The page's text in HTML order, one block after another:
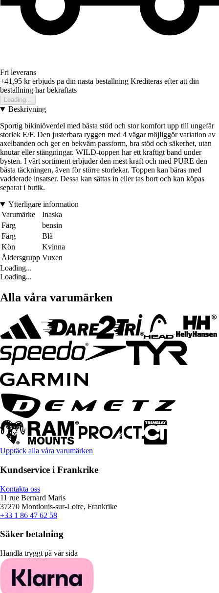
Fri leverans
+41,95 krerbjuds pa din nasta bestallning Krediteras efter att din
bestallning har bekraftats
Loading...
Beskrivning
Sportig bikiniöverdel med bästa stöd och stor komfort upp till ungefär
storlek E/F. Den justerbara ryggen med 4 vägar möjliggör variation av
axelbanden och ger en bekväm passform, bra stöd och säkerhet, utan
knutar eller stängningar. WILD-toppen har ett kraftigt band under
bysten. I vårt sortiment erbjuder den mest kraft och med PURE den
bästa täckningen, även för större storlekar. Toppen kan bäras med
vadderade insatser. Dessa kan sättas in eller tas bort och kan köpas
separat i butik.
Ytterligare information
Varumärke
Inaska
Färg
bensin
Färg
Blå
Kön
Kvinna
Åldersgrupp Vuxen
Loading...
Loading...
Alla våra varumärken
Upptäck alla våra varumärken
Kundservice i Frankrike
Kontakta oss
11 rue Bernard Maris
37270 Montlouis-sur-Loire, Frankrike
+33 1 86 47 62 58
Säker betalning
Handla tryggt på vår sida